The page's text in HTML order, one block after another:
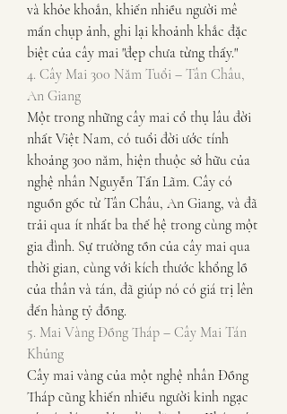
và khỏe khoắn, khiến nhiều người mê
mẩn chụp ảnh, ghi lại khoảnh khắc đặc
biệt của cây mai "đẹp chưa từng thấy."
4. Cây Mai 300 Năm Tuổi – Tân Châu,
An Giang
Một trong những cây mai cổ thụ lâu đời
nhất Việt Nam, có tuổi đời ước tính
khoảng 300 năm, hiện thuộc sở hữu của
nghệ nhân Nguyễn Tấn Lãm. Cây có
nguồn gốc từ Tân Châu, An Giang, và đã
trải qua ít nhất ba thế hệ trong cùng một
gia đình. Sự trường tồn của cây mai qua
thời gian, cùng với kích thước khổng lồ
của thân và tán, đã giúp nó có giá trị lên
đến hàng tỷ đồng.
5. Mai Vàng Đồng Tháp – Cây Mai Tán
Khủng
Cây mai vàng của một nghệ nhân Đồng
Tháp cũng khiến nhiều người kinh ngạc